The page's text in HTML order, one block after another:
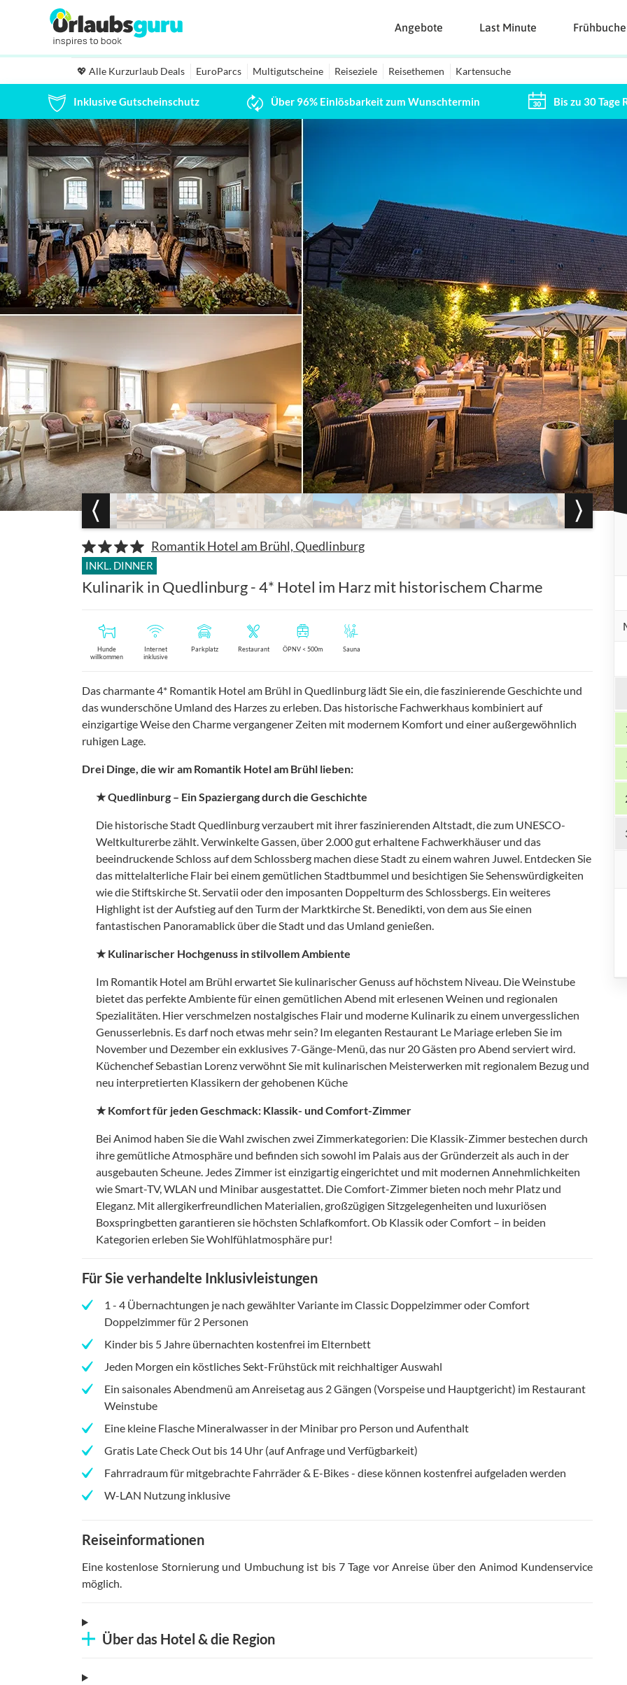
Angebote Last Minute
💖 Alle Kurzurlaub Deals EuroParcs Multigutscheine Reiseziele Reisethemen Kartensuche
Inklusive Gutscheinschutz Über 96% Einlösbarkeit zum Wunschtermin Bis zu 30 Tage
Romantik Hotel am Brühl, Quedlinburg
INKL. DINNER
Kulinarik in Quedlinburg - 4* Hotel im Harz mit historischem Charme
Hunde
willkommen
Internet
inklusive
Parkplatz Restaurant ÖPNV < 500m Sauna
Das charmante 4* Romantik Hotel am Brühl in Quedlinburg lädt Sie ein, die faszinierende Geschichte und
das wunderschöne Umland des Harzes zu erleben. Das historische Fachwerkhaus kombiniert auf
einzigartige Weise den Charme vergangener Zeiten mit modernem Komfort und einer außergewöhnlich
ruhigen Lage.
Drei Dinge, die wir am Romantik Hotel am Brühl lieben:
★ Quedlinburg – Ein Spaziergang durch die Geschichte
Die historische Stadt Quedlinburg verzaubert mit ihrer faszinierenden Altstadt, die zum UNESCO-
Weltkulturerbe zählt. Verwinkelte Gassen, über 2.000 gut erhaltene Fachwerkhäuser und das
beeindruckende Schloss auf dem Schlossberg machen diese Stadt zu einem wahren Juwel. Entdecken Sie
das mittelalterliche Flair bei einem gemütlichen Stadtbummel und besichtigen Sie Sehenswürdigkeiten
wie die Stiftskirche St. Servatii oder den imposanten Doppelturm des Schlossbergs. Ein weiteres
Highlight ist der Aufstieg auf den Turm der Marktkirche St. Benedikti, von dem aus Sie einen
fantastischen Panoramablick über die Stadt und das Umland genießen.
★ Kulinarischer Hochgenuss in stilvollem Ambiente
Im Romantik Hotel am Brühl erwartet Sie kulinarischer Genuss auf höchstem Niveau. Die Weinstube
bietet das perfekte Ambiente für einen gemütlichen Abend mit erlesenen Weinen und regionalen
Spezialitäten. Hier verschmelzen nostalgisches Flair und moderne Kulinarik zu einem unvergesslichen
Genusserlebnis. Es darf noch etwas mehr sein? Im eleganten Restaurant Le Mariage erleben Sie im
November und Dezember ein exklusives 7-Gänge-Menü, das nur 20 Gästen pro Abend serviert wird.
Küchenchef Sebastian Lorenz verwöhnt Sie mit kulinarischen Meisterwerken mit regionalem Bezug und
neu interpretierten Klassikern der gehobenen Küche
★ Komfort für jeden Geschmack: Klassik- und Comfort-Zimmer
Bei Animod haben Sie die Wahl zwischen zwei Zimmerkategorien: Die Klassik-Zimmer bestechen durch
ihre gemütliche Atmosphäre und befinden sich sowohl im Palais aus der Gründerzeit als auch in der
ausgebauten Scheune. Jedes Zimmer ist einzigartig eingerichtet und mit modernen Annehmlichkeiten
wie Smart-TV, WLAN und Minibar ausgestattet. Die Comfort-Zimmer bieten noch mehr Platz und
Eleganz. Mit allergikerfreundlichen Materialien, großzügigen Sitzgelegenheiten und luxuriösen
Boxspringbetten garantieren sie höchsten Schlafkomfort. Ob Klassik oder Comfort – in beiden
Kategorien erleben Sie Wohlfühlatmosphäre pur!
Für Sie verhandelte Inklusivleistungen
1 - 4 Übernachtungen je nach gewählter Variante im Classic Doppelzimmer oder Comfort
Doppelzimmer für 2 Personen
Kinder bis 5 Jahre übernachten kostenfrei im Elternbett
Jeden Morgen ein köstliches Sekt-Frühstück mit reichhaltiger Auswahl
Ein saisonales Abendmenü am Anreisetag aus 2 Gängen (Vorspeise und Hauptgericht) im Restaurant
Weinstube
Eine kleine Flasche Mineralwasser in der Minibar pro Person und Aufenthalt
Gratis Late Check Out bis 14 Uhr (auf Anfrage und Verfügbarkeit)
Fahrradraum für mitgebrachte Fahrräder & E-Bikes - diese können kostenfrei aufgeladen werden
W-LAN Nutzung inklusive
Reiseinformationen
Eine kostenlose Stornierung und Umbuchung ist bis 7 Tage vor Anreise über den Animod Kundenservice
möglich.
Über das Hotel & die Region